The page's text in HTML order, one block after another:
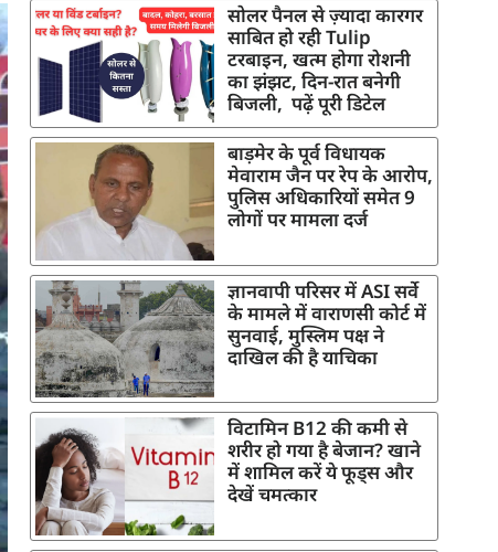
सोलर पैनल से ज़्यादा कारगर
साबित हो रही Tulip
टरबाइन, खत्म होगा रोशनी
का झंझट, दिन-रात बनेगी
बिजली, पढ़ें पूरी डिटेल
बाड़मेर के पूर्व विधायक
मेवाराम जैन पर रेप के आरोप,
पुलिस अधिकारियों समेत 9
लोगों पर मामला दर्ज
ज्ञानवापी परिसर में ASI सर्वे
के मामले में वाराणसी कोर्ट में
सुनवाई, मुस्लिम पक्ष ने
दाखिल की है याचिका
विटामिन B12 की कमी से
शरीर हो गया है बेजान? खाने
में शामिल करें ये फूड्स और
देखें चमत्कार